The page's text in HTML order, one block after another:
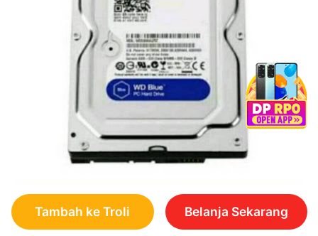
Tambah ke Troli Belanja Sekarang